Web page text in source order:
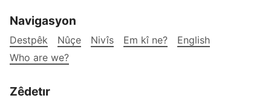
Navigasyon
Destpêk Nûçe Nivîs Em kî ne?
English
Who are we?
Zêdetır